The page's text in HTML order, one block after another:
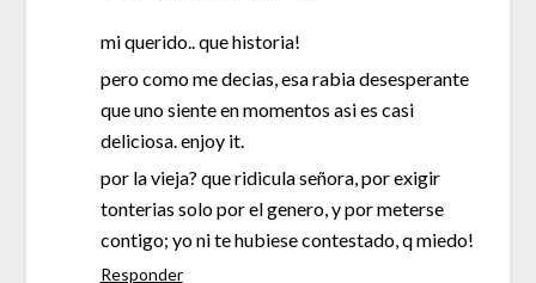
mi querido.. que historia!
pero como me decias, esa rabia desesperante
que uno siente en momentos asi es casi
deliciosa. enjoy it.
por la vieja? que ridicula señora, por exigir
tonterias solo por el genero, y por meterse
contigo; yo ni te hubiese contestado, q miedo!
Responder